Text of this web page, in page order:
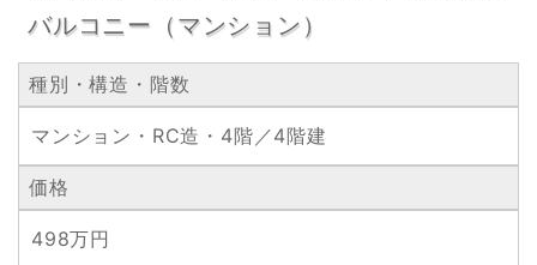
バルコニー（マンション）
種別・構造・階数
マンション・RC造・4階／4階建
価格
498万円